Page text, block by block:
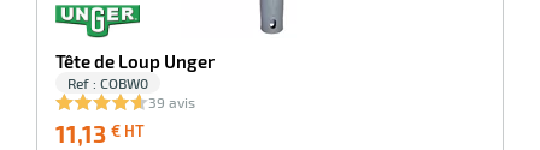
Tête de Loup Unger
Ref : COBW0
39 avis
11,13 € HT